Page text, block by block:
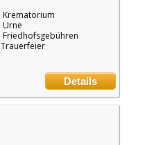
Krematorium
Urne
Friedhofsgebühren
Trauerfeier
Details